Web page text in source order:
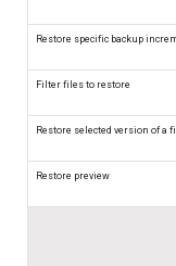
Restore specific backup
Filter files to restore
Restore selected version of a
Restore preview